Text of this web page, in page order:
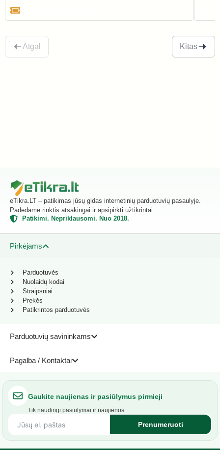
Atgal Kitas
eTikra.LT – patikimas jūsų gidas internetinių parduotuvių pasaulyje.
Padedame rinktis atsakingai ir apsipirkti užtikrintai.
Patikimi. Nepriklausomi. Nuo 2018.
Pirkėjams
Parduotuvių savininkams
Pagalba / Kontaktai
Parduotuvės
Nuolaidų kodai
Straipsniai
Prekės
Patikrintos parduotuvės
Gaukite naujienas ir pasiūlymus pirmieji
Tik naudingi pasiūlymai ir naujienos.
Prenumeruoti